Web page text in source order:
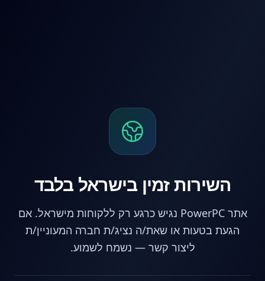
השירות זמין בישראל בלבד
אתר PowerPC נגיש כרגע רק ללקוחות מישראל. אם
הגעת בטעות או שאת/ה נציג/ת חברה המעוניין/ת
ליצור קשר — נשמח לשמוע.